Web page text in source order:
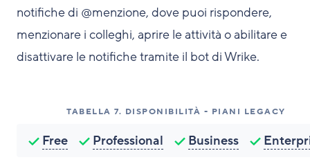
notifiche di @menzione, dove puoi rispondere,
menzionare i colleghi, aprire le attività o abilitare e
disattivare le notifiche tramite il bot di Wrike.
TABELLA 7. DISPONIBILITÀ - PIANI LEGACY
Free Professional Business